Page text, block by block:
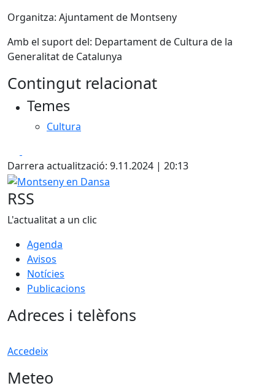
Organitza: Ajuntament de Montseny
Amb el suport del: Departament de Cultura de la
Generalitat de Catalunya
Contingut relacionat
Temes
Cultura
Darrera actualització: 9.11.2024 | 20:13
Montseny en Dansa
RSS
L'actualitat a un clic
Agenda
Avisos
Notícies
Publicacions
Adreces i telèfons
Accedeix
Meteo